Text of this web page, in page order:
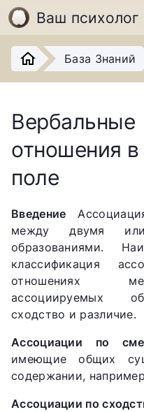
Ваш психолог
База Знаний
отношения
поле
Введение
между двумя или
образованиями.
классификация
отношениях
ассоциируемых
сходство и различие.
Ассоциации по
имеющие общих
содержании,
Ассоциации по